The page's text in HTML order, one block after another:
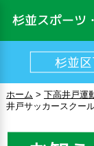
杉並スポーツ
杉並
ホーム > 下高井戸運
井戸サッカースクー